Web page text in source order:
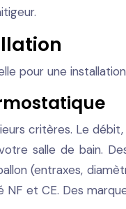
pour une
critères. Le
salle de bain.
(entraxes,
NF et CE. Des